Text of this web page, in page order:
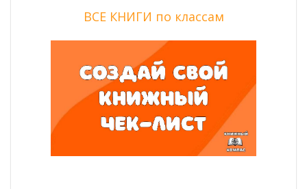
ВСЕ КНИГИ по классам